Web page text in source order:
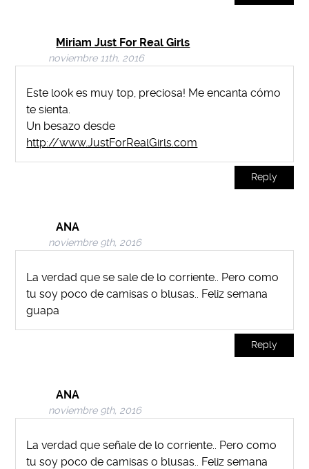
Miriam Just For Real Girls
noviembre 11th, 2016
Este look es muy top, preciosa! Me encanta cómo
te sienta.
Un besazo desde
http://www.JustForRealGirls.com
Reply
ANA
noviembre 9th, 2016
La verdad que se sale de lo corriente.. Pero como
tu soy poco de camisas o blusas.. Feliz semana
guapa
Reply
ANA
noviembre 9th, 2016
La verdad que señale de lo corriente.. Pero como
tu soy poco de camisas o blusas.. Feliz semana